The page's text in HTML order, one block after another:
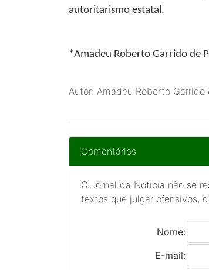
autoritarismo estatal.
*Amadeu Roberto Garrido de
Autor: Amadeu Roberto Garrido
Comentários
O Jornal da Notícia não se
textos que julgar ofensivos,
Nome:
E-mail: